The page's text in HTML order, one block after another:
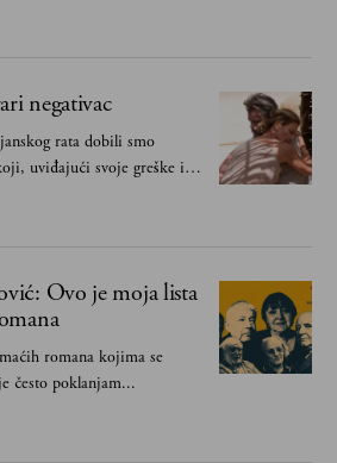
negativac
rata dobili smo
uviđajući svoje greške i
da postoje stvari koje su
Ovo je moja lista
romana kojima se
često poklanjam...